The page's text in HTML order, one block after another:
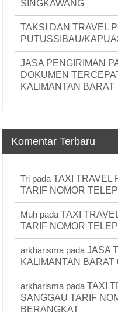
SINGKAWANG
TAKSI DAN TRAVEL
PUTUSSIBAU/
JASA PENGIRIMAN
DOKUMEN
KALIMANTAN BARAT
Komentar Terbaru
Tri padaTAXI TRAVEL
TARIF NOMOR
Muh padaTAXI
TARIF NOMOR
arkharisma padaJASA
KALIMANTAN BARAT
arkharisma padaTAXI
SANGGAU TARIF
BERANGKAT